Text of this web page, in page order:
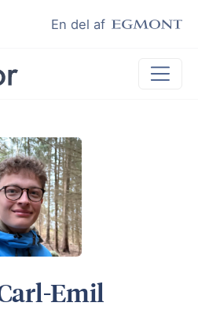
En del af
Emil